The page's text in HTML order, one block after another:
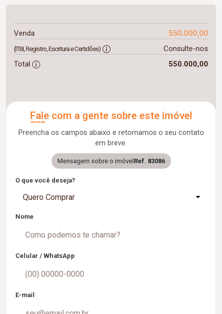
Venda 550.000,00
(ITBI, Registro, Escritura e Certidões)
Consulte-nos
Total
550.000,00
Fale com a gente sobre este imóvel
Preencha os campos abaixo e retornamos o seu contato
em breve.
Mensagem sobre o imóvel Ref. 83086
O que você deseja?
Quero Comprar
Nome
Celular / WhatsApp
E-mail